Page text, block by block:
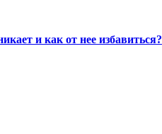
и как от нее избавиться?